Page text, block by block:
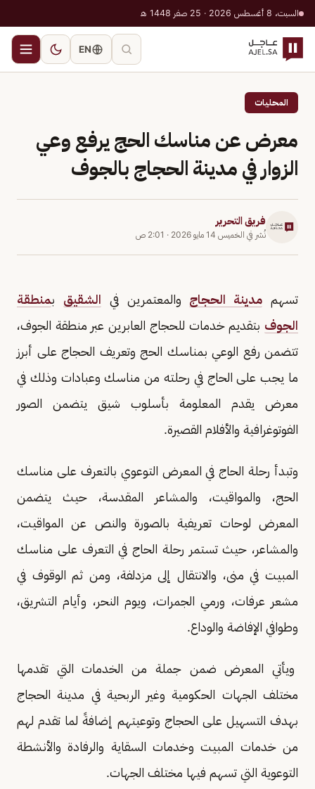
السبت، 8 أغسطس 2026 · 25 صفر 1448 هـ
EN
المحليات
معرض عن مناسك الحج يرفع وعي
الزوار في مدينة الحجاج بالجوف
فريق التحرير
نُشر في الخميس 14 مايو 2026 · 2:01 ص
تسهم مدينة الحجاج والمعتمرين في الشقيق بمنطقة
الجوف بتقديم خدمات للحجاج العابرين عبر منطقة الجوف،
تتضمن رفع الوعي بمناسك الحج وتعريف الحجاج على أبرز
ما يجب على الحاج في رحلته من مناسك وعبادات وذلك في
معرض يقدم المعلومة بأسلوب شيق يتضمن الصور
الفوتوغرافية والأفلام القصيرة.
وتبدأ رحلة الحاج في المعرض التوعوي بالتعرف على مناسك
الحج، والمواقيت، والمشاعر المقدسة، حيث يتضمن
المعرض لوحات تعريفية بالصورة والنص عن المواقيت،
والمشاعر، حيث تستمر رحلة الحاج في التعرف على مناسك
المبيت في منى، والانتقال إلى مزدلفة، ومن ثم الوقوف في
مشعر عرفات، ورمي الجمرات، ويوم النحر، وأيام التشريق،
وطوافي الإفاضة والوداع.
ويأتي المعرض ضمن جملة من الخدمات التي تقدمها
مختلف الجهات الحكومية وغير الربحية في مدينة الحجاج
بهدف التسهيل على الحجاج وتوعيتهم إضافةً لما تقدم لهم
من خدمات المبيت وخدمات السقاية والرفادة والأنشطة
التوعوية التي تسهم فيها مختلف الجهات.